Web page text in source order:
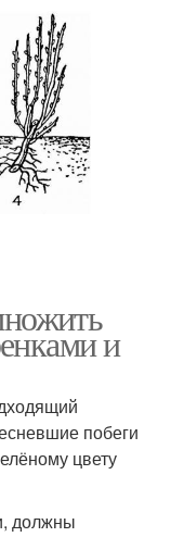
и
побеги
цвету
должны